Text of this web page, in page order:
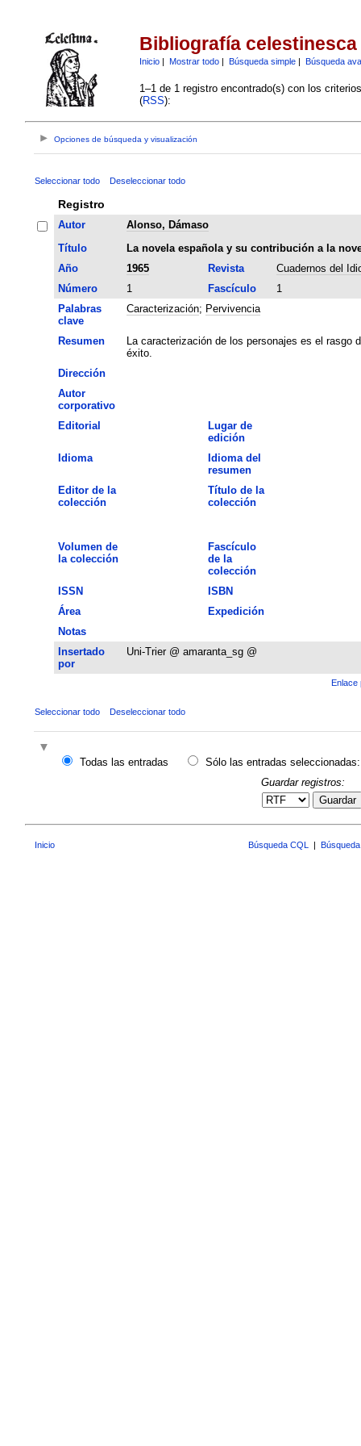
Bibliografía celestinesca
Inicio| Mostrar todo| Búsqueda simple| Búsqueda
1–1 de 1 registro encontrado(s) con los
(RSS):
Opciones de búsqueda y visualización
Seleccionar todo Deseleccionar todo
Registro
Autor
Alonso, Dámaso
Título
La novela española y su contribución a la
Año
1965 Revista
Cuadernos del
Número
1 Fascículo
1
Palabras
clave
Caracterización; Pervivencia
Resumen
La caracterización de los personajes es el rasgo
éxito.
Dirección
Autor
corporativo
Editorial
Lugar de
edición
Idioma
Idioma del
resumen
Editor de la
colección
Título de la
colección
Volumen de
la colección
Fascículo
de la
colección
ISSN
ISBN
Área
Expedición
Notas
Insertado
por
Uni-Trier @ amaranta_sg @
Enlace
Seleccionar todo Deseleccionar todo
Todas las entradas
Sólo las entradas seleccionadas:
Guardar registros:
Guardar
Inicio Búsqueda CQL